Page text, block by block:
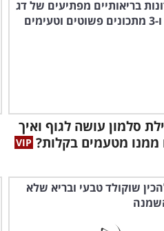
סלמון עושה לגוף ואיך
ממנו מטעמים בקלות?